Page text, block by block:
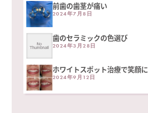
前歯の歯茎が痛い
2024年7月8日
歯のセラミックの色選び
2024年3月28日
ホワイトスポット治療で笑顔に
2024年9月12日